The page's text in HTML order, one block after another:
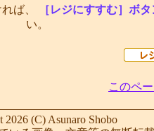
ば、
［レジにすすむ］ボタ
い。
このペ
2026 (C) Asunaro Shobo